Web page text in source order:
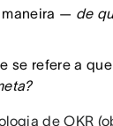
— de
se refere a
de OKR